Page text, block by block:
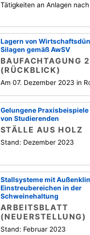
Tätigkeiten an Anlagen
Lagern von
Silagen gemäß AwSV
BAUFACHTAGUNG
(RÜCKBLICK)
Am 07. Dezember 2023 in
Gelungene
von Studierenden
STÄLLE AUS HOLZ
Stand: Dezember 2023
Stallsysteme mit
Einstreubereichen in der
Schweinehaltung
ARBEITSBLATT
(NEUERSTELLUNG)
Stand: Februar 2023